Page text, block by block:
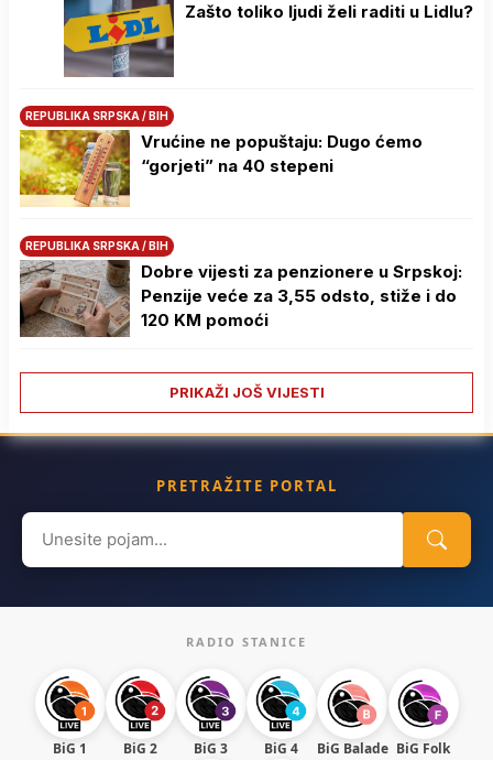
Zašto toliko ljudi želi raditi u Lidlu?
REPUBLIKA SRPSKA / BIH
Vrućine ne popuštaju: Dugo ćemo
“gorjeti” na 40 stepeni
REPUBLIKA SRPSKA / BIH
Dobre vijesti za penzionere u Srpskoj:
Penzije veće za 3,55 odsto, stiže i do
120 KM pomoći
PRIKAŽI JOŠ VIJESTI
PRETRAŽITE PORTAL
Search
for:
RADIO STANICE
BiG 1 BiG 2 BiG 3 BiG 4 BiG Balade BiG Folk